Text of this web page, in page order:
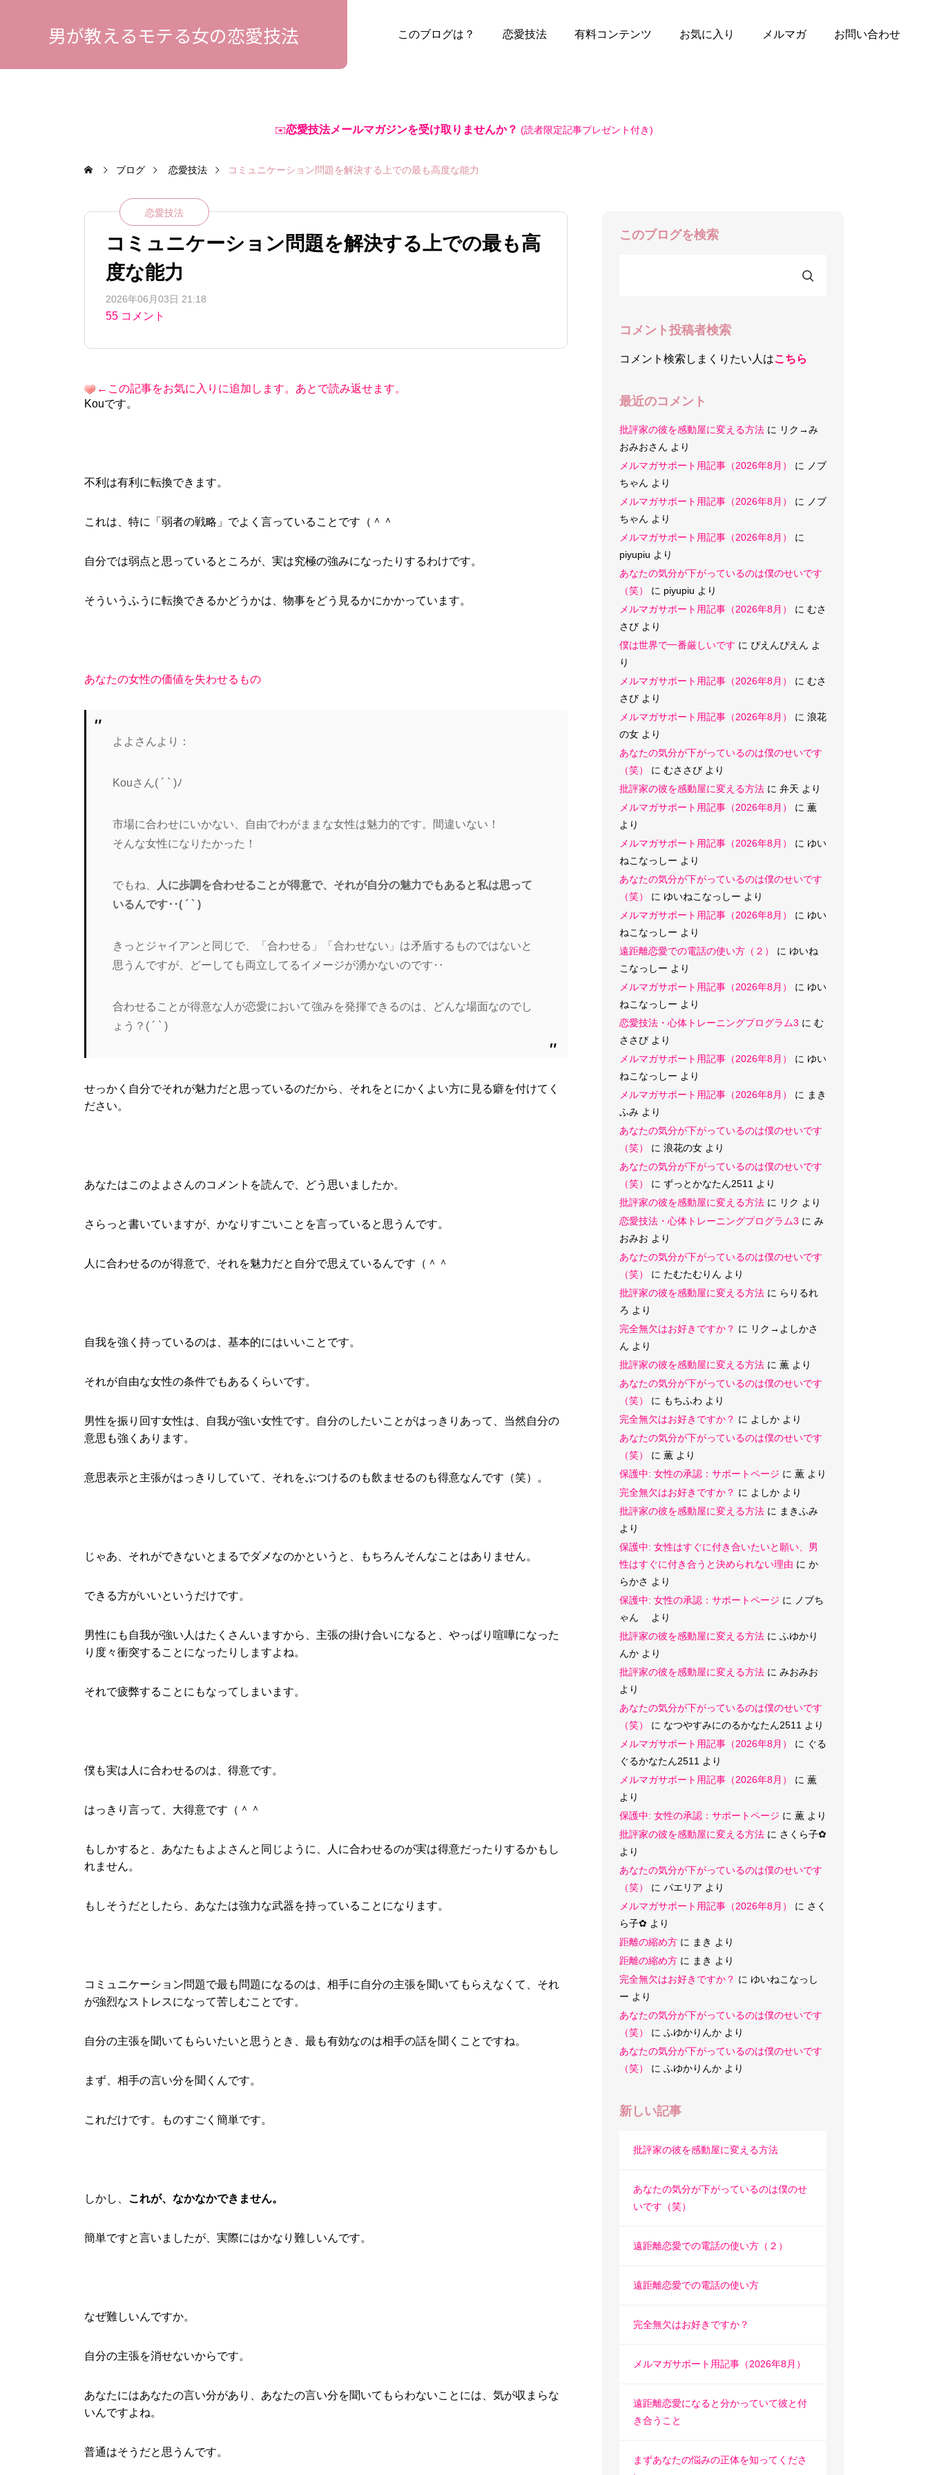
男が教えるモテる女の恋愛技法 このブログは？ 恋愛技法 有料コンテンツ お気に入り メルマガ お問い合わせ
✉️恋愛技法メールマガジンを受け取りませんか？ (読者限定記事プレゼント付き)
ブログ 恋愛技法 コミュニケーション問題を解決する上での最も高度な能力
恋愛技法
コミュニケーション問題を解決する上での最も高
度な能力
2026年06月03日 21:18
55 コメント
←この記事をお気に入りに追加します。あとで読み返せます。
Kouです。
不利は有利に転換できます。
これは、特に「弱者の戦略」でよく言っていることです（＾＾
自分では弱点と思っているところが、実は究極の強みになったりするわけです。
そういうふうに転換できるかどうかは、物事をどう見るかにかかっています。
あなたの女性の価値を失わせるもの
よよさんより：
Kouさん( ´ ` )ﾉ
市場に合わせにいかない、自由でわがままな女性は魅力的です。間違いない！
そんな女性になりたかった！
でもね、
人に歩調を合わせることが得意で、それが自分の魅力でもあると私は思って
いるんです‥( ´ ` )
きっとジャイアンと同じで、「合わせる」「合わせない」は矛盾するものではないと
思うんですが、どーしても両立してるイメージが湧かないのです‥
合わせることが得意な人が恋愛において強みを発揮できるのは、どんな場面なのでし
ょう？( ´ ` )
せっかく自分でそれが魅力だと思っているのだから、それをとにかくよい方に見る癖を付けてく
ださい。
あなたはこのよよさんのコメントを読んで、どう思いましたか。
さらっと書いていますが、かなりすごいことを言っていると思うんです。
人に合わせるのが得意で、それを魅力だと自分で思えているんです（＾＾
自我を強く持っているのは、基本的にはいいことです。
それが自由な女性の条件でもあるくらいです。
男性を振り回す女性は、自我が強い女性です。自分のしたいことがはっきりあって、当然自分の
意思も強くあります。
意思表示と主張がはっきりしていて、それをぶつけるのも飲ませるのも得意なんです（笑）。
じゃあ、それができないとまるでダメなのかというと、もちろんそんなことはありません。
できる方がいいというだけです。
男性にも自我が強い人はたくさんいますから、主張の掛け合いになると、やっぱり喧嘩になった
り度々衝突することになったりしますよね。
それで疲弊することにもなってしまいます。
僕も実は人に合わせるのは、得意です。
はっきり言って、大得意です（＾＾
もしかすると、あなたもよよさんと同じように、人に合わせるのが実は得意だったりするかもし
れません。
もしそうだとしたら、あなたは強力な武器を持っていることになります。
コミュニケーション問題で最も問題になるのは、相手に自分の主張を聞いてもらえなくて、それ
が強烈なストレスになって苦しむことです。
自分の主張を聞いてもらいたいと思うとき、最も有効なのは相手の話を聞くことですね。
まず、相手の言い分を聞くんです。
これだけです。ものすごく簡単です。
しかし、 これが、なかなかできません。
簡単ですと言いましたが、実際にはかなり難しいんです。
なぜ難しいんですか。
自分の主張を消せないからです。
あなたにはあなたの言い分があり、あなたの言い分を聞いてもらわないことには、気が収まらな
いんですよね。
普通はそうだと思うんです。
このブログを検索
コメント投稿者検索
コメント検索しまくりたい人はこちら
最近のコメント
批評家の彼を感動屋に変える方法 に リク→み
おみおさん より
メルマガサポート用記事（2026年8月）
に
ノブ
ちゃん より
メルマガサポート用記事（2026年8月）
に
ノブ
ちゃん より
メルマガサポート用記事（2026年8月）
に
piyupiu より
あなたの気分が下がっているのは僕のせいです
（笑）
に piyupiu より
メルマガサポート用記事（2026年8月）
に むさ
さび より
僕は世界で一番厳しいです に ぴえんぴえん よ
り
メルマガサポート用記事（2026年8月）
に むさ
さび より
メルマガサポート用記事（2026年8月）
に 浪花
の女 より
あなたの気分が下がっているのは僕のせいです
（笑）
に むささび より
批評家の彼を感動屋に変える方法 に 弁天 より
メルマガサポート用記事（2026年8月）
に 薫
より
メルマガサポート用記事（2026年8月）
に ゆい
ねこなっしー より
あなたの気分が下がっているのは僕のせいです
（笑）
に ゆいねこなっしー より
メルマガサポート用記事（2026年8月）
に ゆい
ねこなっしー より
遠距離恋愛での電話の使い方（２）
に ゆいね
こなっしー より
メルマガサポート用記事（2026年8月）
に ゆい
ねこなっしー より
恋愛技法・心体トレーニングプログラム3 に む
ささび より
メルマガサポート用記事（2026年8月）
に ゆい
ねこなっしー より
メルマガサポート用記事（2026年8月）
に まき
ふみ より
あなたの気分が下がっているのは僕のせいです
（笑）
に 浪花の女 より
あなたの気分が下がっているのは僕のせいです
（笑）
に ずっとかなたん2511 より
批評家の彼を感動屋に変える方法 に リク より
恋愛技法・心体トレーニングプログラム3 に み
おみお より
あなたの気分が下がっているのは僕のせいです
（笑）
に たむたむりん より
批評家の彼を感動屋に変える方法 に らりるれ
ろ より
完全無欠はお好きですか？ に リク→よしかさ
ん より
批評家の彼を感動屋に変える方法 に 薫 より
あなたの気分が下がっているのは僕のせいです
（笑）
に もちふわ より
完全無欠はお好きですか？ に よしか より
あなたの気分が下がっているのは僕のせいです
（笑）
に 薫 より
保護中: 女性の承認：サポートページ に 薫 より
完全無欠はお好きですか？ に よしか より
批評家の彼を感動屋に変える方法 に まきふみ
より
保護中: 女性はすぐに付き合いたいと願い、男
性はすぐに付き合うと決められない理由 に か
らかさ より
保護中: 女性の承認：サポートページ に
ノブち
ゃん
より
批評家の彼を感動屋に変える方法 に ふゆかり
んか より
批評家の彼を感動屋に変える方法 に みおみお
より
あなたの気分が下がっているのは僕のせいです
（笑）
に なつやすみにのるかなたん2511 より
メルマガサポート用記事（2026年8月）
に ぐる
ぐるかなたん2511 より
メルマガサポート用記事（2026年8月）
に 薫
より
保護中: 女性の承認：サポートページ に 薫 より
批評家の彼を感動屋に変える方法 に さくら子‪✿
より
あなたの気分が下がっているのは僕のせいです
（笑）
に パエリア より
メルマガサポート用記事（2026年8月）
に さく
ら子‪✿ より
距離の縮め方 に まき より
距離の縮め方 に まき より
完全無欠はお好きですか？ に ゆいねこなっし
ー より
あなたの気分が下がっているのは僕のせいです
（笑）
に ふゆかりんか より
あなたの気分が下がっているのは僕のせいです
（笑）
に ふゆかりんか より
新しい記事
批評家の彼を感動屋に変える方法
あなたの気分が下がっているのは僕のせ
いです（笑）
遠距離恋愛での電話の使い方（２）
遠距離恋愛での電話の使い方
完全無欠はお好きですか？
メルマガサポート用記事（2026年8月）
遠距離恋愛になると分かっていて彼と付
き合うこと
まずあなたの悩みの正体を知ってくださ